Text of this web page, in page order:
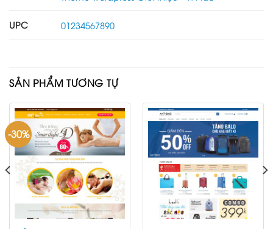
UPC 01234567890
SẢN PHẨM TƯƠNG TỰ
-30%